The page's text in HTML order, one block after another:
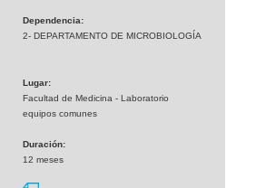
Dependencia:
2- DEPARTAMENTO DE MICROBIOLOGÍA
Lugar:
Facultad de Medicina - Laboratorio
equipos comunes
Duración:
12 meses